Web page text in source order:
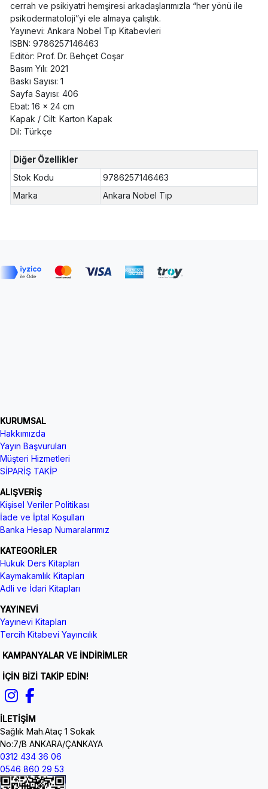
cerrah ve psikiyatri hemşiresi arkadaşlarımızla “her yönü ile
psikodermatoloji”yi ele almaya çalıştık.
Yayınevi: Ankara Nobel Tıp Kitabevleri
ISBN: 9786257146463
Editör: Prof. Dr. Behçet Coşar
Basım Yılı: 2021
Baskı Sayısı: 1
Sayfa Sayısı: 406
Ebat: 16 x 24 cm
Kapak / Cilt: Karton Kapak
Dil: Türkçe
Diğer Özellikler
Stok Kodu
9786257146463
Marka
Ankara Nobel Tıp
KURUMSAL
Hakkımızda
Yayın Başvuruları
Müşteri Hizmetleri
SİPARİŞ TAKİP
ALIŞVERİŞ
Kişisel Veriler Politikası
İade ve İptal Koşulları
Banka Hesap Numaralarımız
KATEGORİLER
Hukuk Ders Kitapları
Kaymakamlık Kitapları
Adli ve İdari Kitapları
YAYINEVİ
Yayınevi Kitapları
Tercih Kitabevi Yayıncılık
KAMPANYALAR VE İNDİRİMLER
İÇİN BİZİ TAKİP EDİN!
İLETİŞİM
Sağlık Mah.Ataç 1 Sokak
No:7/B ANKARA/ÇANKAYA
0312 434 36 06
0546 860 29 53